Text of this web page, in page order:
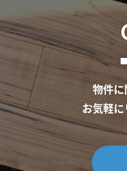
物件に
お気軽に